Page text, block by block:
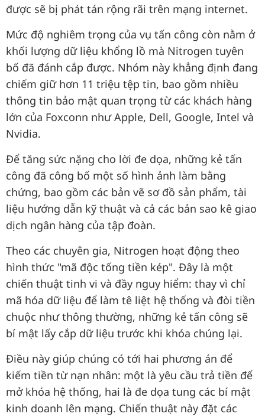
được sẽ bị phát tán rộng rãi trên mạng internet.
Mức độ nghiêm trọng của vụ tấn công còn nằm ở
khối lượng dữ liệu khổng lồ mà Nitrogen tuyên
bố đã đánh cắp được. Nhóm này khẳng định đang
chiếm giữ hơn 11 triệu tệp tin, bao gồm nhiều
thông tin bảo mật quan trọng từ các khách hàng
lớn của Foxconn như Apple, Dell, Google, Intel và
Nvidia.
Để tăng sức nặng cho lời đe dọa, những kẻ tấn
công đã công bố một số hình ảnh làm bằng
chứng, bao gồm các bản vẽ sơ đồ sản phẩm, tài
liệu hướng dẫn kỹ thuật và cả các bản sao kê giao
dịch ngân hàng của tập đoàn.
Theo các chuyên gia, Nitrogen hoạt động theo
hình thức "mã độc tống tiền kép". Đây là một
chiến thuật tinh vi và đầy nguy hiểm: thay vì chỉ
mã hóa dữ liệu để làm tê liệt hệ thống và đòi tiền
chuộc như thông thường, những kẻ tấn công sẽ
bí mật lấy cắp dữ liệu trước khi khóa chúng lại.
Điều này giúp chúng có tới hai phương án để
kiếm tiền từ nạn nhân: một là yêu cầu trả tiền để
mở khóa hệ thống, hai là đe dọa tung các bí mật
kinh doanh lên mạng. Chiến thuật này đặt các